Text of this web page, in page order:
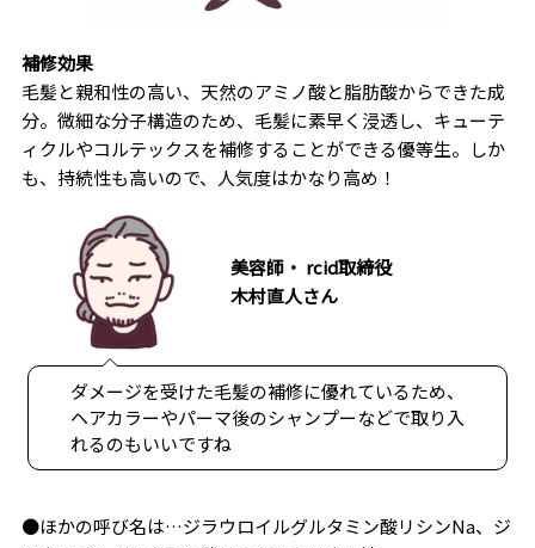
補修効果
毛髪と親和性の高い、天然のアミノ酸と脂肪酸からできた成
分。微細な分子構造のため、毛髪に素早く浸透し、キューテ
ィクルやコルテックスを補修することができる優等生。しか
も、持続性も高いので、人気度はかなり高め！
美容師・ rcid取締役
木村直人さん
ダメージを受けた毛髪の補修に優れているため、
ヘアカラーやパーマ後のシャンプーなどで取り入
れるのもいいですね
●ほかの呼び名は…ジラウロイルグルタミン酸リシンNa、ジ